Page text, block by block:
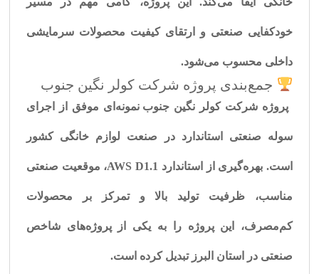
خودکفایی صنعتی و ارتقای کیفیت محصولات سرمایشی
داخلی محسوب می‌شود.
جمع‌بندی پروژه شرکت کولر نگین جنوب
پروژه شرکت کولر نگین جنوب نمونه‌ای موفق از اجرای
سوله صنعتی استاندارد در صنعت لوازم خانگی کشور
است. بهره‌گیری از استاندارد AWS D1.1، موقعیت صنعتی
مناسب، ظرفیت تولید بالا و تمرکز بر محصولات
کم‌مصرف، این پروژه را به یکی از پروژه‌های شاخص
صنعتی در استان البرز تبدیل کرده است.